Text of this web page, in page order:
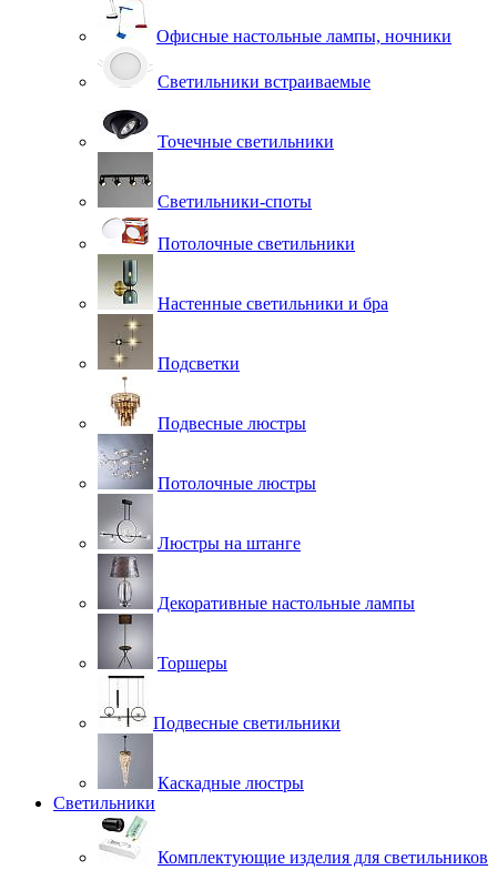
Офисные настольные лампы, ночники
Светильники встраиваемые
Точечные светильники
Светильники-споты
Потолочные светильники
Настенные светильники и бра
Подсветки
Подвесные люстры
Потолочные люстры
Люстры на штанге
Декоративные настольные лампы
Торшеры
Подвесные светильники
Каскадные люстры
Светильники
Комплектующие изделия для светильников